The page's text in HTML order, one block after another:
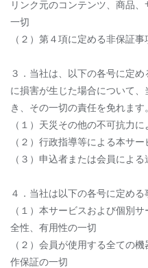
リンク元のコンテンツ、商品
一切
（２）第４項に定める非保証事
３．当社は、以下の各号に定
に損害が生じた場合について
き、その一切の責任を免れます。
（１）天災その他の不可抗力
（２）行政指導等による本サ
（３）申込者または会員による
４．当社は以下の各号に定める
（１）本サービスおよび個別
全性、有用性の一切
（２）会員が使用する全ての
作保証の一切